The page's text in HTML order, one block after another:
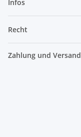
Infos
Recht
Zahlung und Versand